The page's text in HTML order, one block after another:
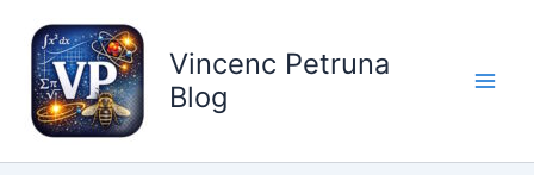
content
Vincenc Petruna
Blog